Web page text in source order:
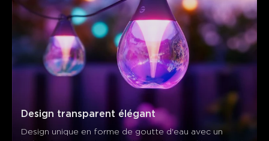
Design transparent élégant
Design unique en forme de goutte d'eau avec un